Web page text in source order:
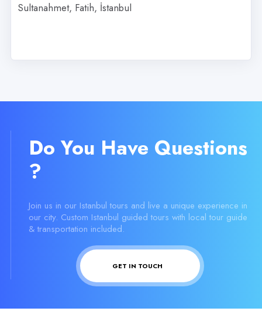
Sultanahmet, Fatih, İstanbul
Do You Have Questions
?
Join us in our Istanbul tours and live a unique experience in
our city. Custom Istanbul guided tours with local tour guide
& transportation included.
GET IN TOUCH